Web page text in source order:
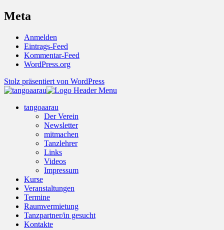
Meta
Anmelden
Eintrags-Feed
Kommentar-Feed
WordPress.org
Stolz präsentiert von WordPress
tangoaarau
Der Verein
Newsletter
mitmachen
Tanzlehrer
Links
Videos
Impressum
Kurse
Veranstaltungen
Termine
Raumvermietung
Tanzpartner/in gesucht
Kontakte